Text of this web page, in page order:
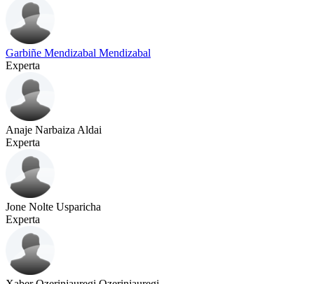
Garbiñe Mendizabal Mendizabal
Experta
Anaje Narbaiza Aldai
Experta
Jone Nolte Usparicha
Experta